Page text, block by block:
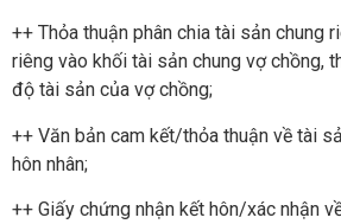
++ Thỏa thuận phân chia tài sản chung
riêng vào khối tài sản chung vợ chồng,
độ tài sản của vợ chồng;
++ Văn bản cam kết/thỏa thuận về tài
hôn nhân;
++ Giấy chứng nhận kết hôn/xác nhận